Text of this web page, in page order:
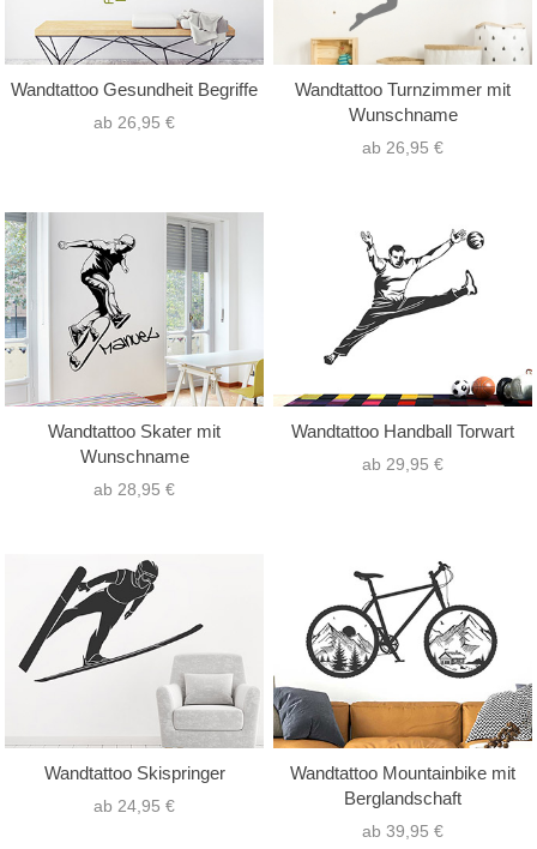
Wandtattoo Gesundheit Begriffe
ab 26,95 €
Wandtattoo Turnzimmer mit
Wunschname
ab 26,95 €
Wandtattoo Skater mit
Wunschname
ab 28,95 €
Wandtattoo Handball Torwart
ab 29,95 €
Wandtattoo Skispringer
ab 24,95 €
Wandtattoo Mountainbike mit
Berglandschaft
ab 39,95 €